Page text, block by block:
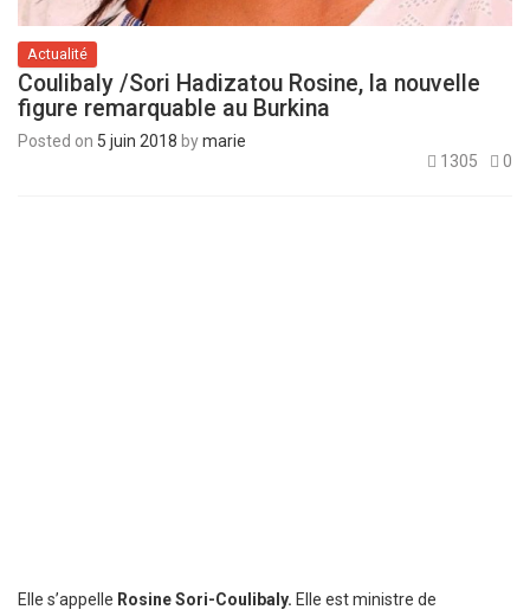
Actualité
Coulibaly /Sori Hadizatou Rosine, la nouvelle
figure remarquable au Burkina
Posted on 5 juin 2018 bymarie
1305
0
Elle s’appelle Rosine Sori-Coulibaly. Elle est ministre de